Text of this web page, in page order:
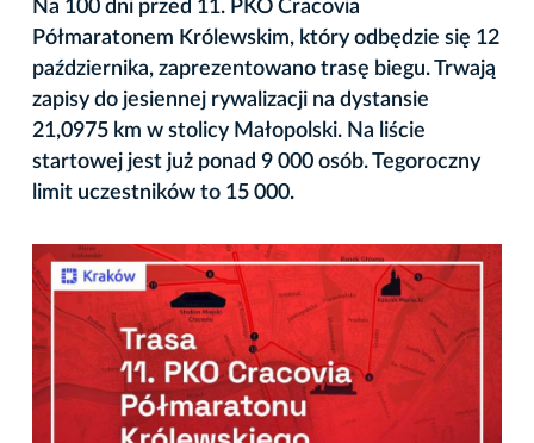
Na 100 dni przed 11. PKO Cracovia
Półmaratonem Królewskim, który odbędzie się 12
października, zaprezentowano trasę biegu. Trwają
zapisy do jesiennej rywalizacji na dystansie
21,0975 km w stolicy Małopolski. Na liście
startowej jest już ponad 9 000 osób. Tegoroczny
limit uczestników to 15 000.